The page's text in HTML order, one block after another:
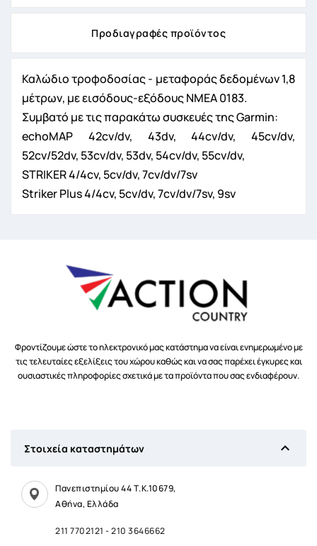
Προδιαγραφές προϊόντος
Καλώδιο τροφοδοσίας - μεταφοράς δεδομένων 1,8
μέτρων, μεεισόδους-εξόδουςNMEA 0183.
Συμβατό με τις παρακάτω συσκευές της Garmin:
echoMAP 42cv/dv, 43dv, 44cv/dv, 45cv/dv,
52cv/52dv, 53cv/dv, 53dv, 54cv/dv, 55cv/dv,
STRIKER 4/4cv, 5cv/dv, 7cv/dv/7sv
Striker Plus4/4cv, 5cv/dv, 7cv/dv/7sv, 9sv
Φροντίζουμε ώστε το ηλεκτρονικό μας κατάστημα να είναι ενημερωμένο με
τις τελευταίες εξελίξεις του χώρου καθώς και να σας παρέχει έγκυρες και
ουσιαστικές πληροφορίες σχετικά με τα προϊόντα που σας ενδιαφέρουν.
Στοιχεία καταστημάτων 
Πανεπιστημίου 44 Τ.Κ.10679,
Αθήνα, Ελλάδα
211 7702121 -210 3646662